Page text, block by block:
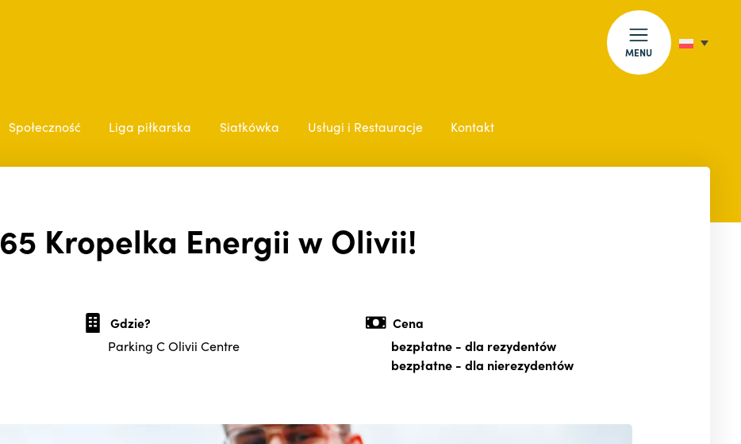
MENU
Społeczność Liga piłkarska Siatkówka Usługi i Restauracje Kontakt
65 Kropelka Energii w Olivii!
Gdzie?
Parking C Olivii Centre
Cena
bezpłatne- dla rezydentów
bezpłatne- dla nierezydentów